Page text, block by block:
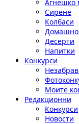
Агнешко
Сирене
Колбаси
Домашно
Десерти
Напитки
Конкурси
Моите
Редакционни
Конкурси
Новости